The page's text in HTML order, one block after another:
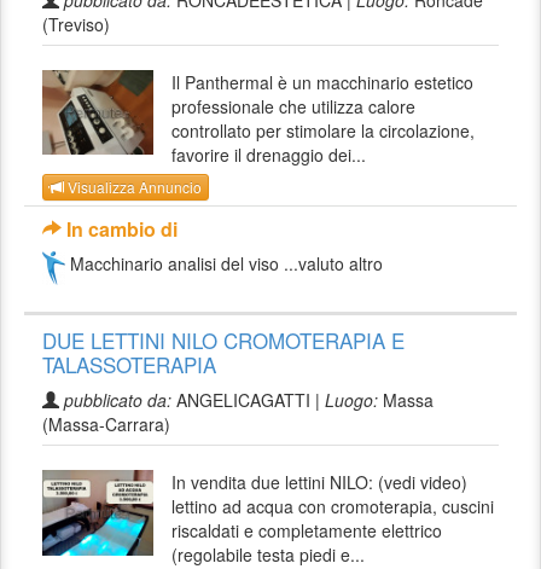
(Treviso)
Il Panthermal è un macchinario estetico
professionale che utilizza calore
controllato per stimolare la circolazione,
favorire il drenaggio dei...
Visualizza Annuncio
In cambio di
Macchinario analisi del viso ...valuto altro
DUE LETTINI NILO CROMOTERAPIA E
TALASSOTERAPIA
pubblicato da: ANGELICAGATTI | Luogo: Massa
(Massa-Carrara)
In vendita due lettini NILO: (vedi video)
lettino ad acqua con cromoterapia, cuscini
riscaldati e completamente elettrico
(regolabile testa piedi e...